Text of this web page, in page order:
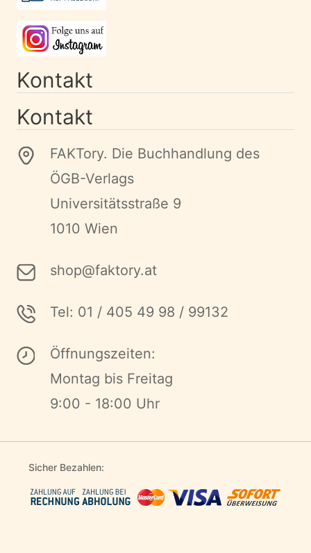
Kontakt
Kontakt
FAKTory. Die Buchhandlung des
ÖGB-Verlags
Universitätsstraße 9
1010 Wien
shop@faktory.at
Tel: 01 / 405 49 98 / 99132
Öffnungszeiten:
Montag bis Freitag
9:00 - 18:00 Uhr
Sicher Bezahlen: